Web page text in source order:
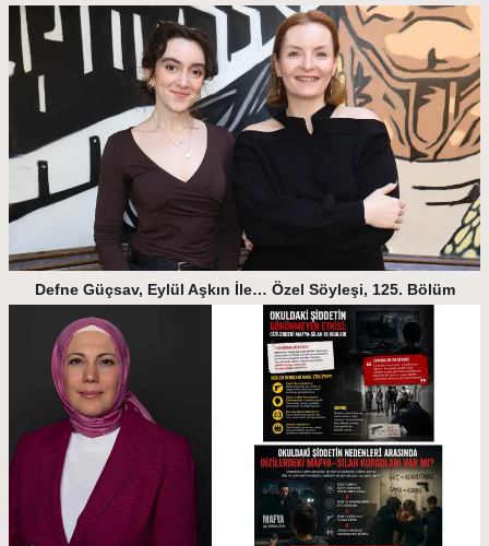
Defne Güçsav, Eylül Aşkın İle… Özel Söyleşi, 125. Bölüm